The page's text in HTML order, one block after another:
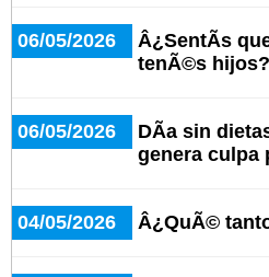
06/05/2026
Â¿SentÃ­s
tenÃ©s hijos?
06/05/2026
DÃ­a sin
genera culpa
04/05/2026 Â¿QuÃ©